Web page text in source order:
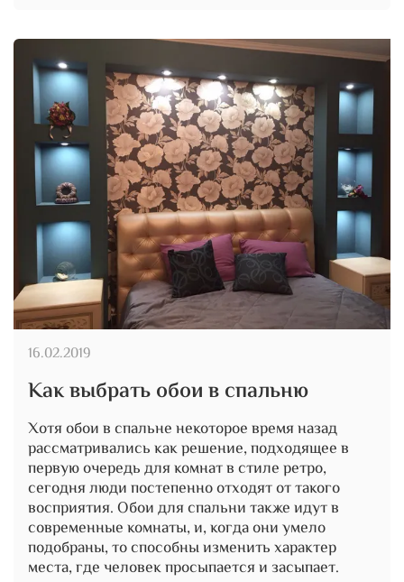
Как выбрать обои в спальню
Хотя обои в спальне некоторое время назад
рассматривались как решение, подходящее в
первую очередь для комнат в стиле ретро,
сегодня люди постепенно отходят от такого
восприятия. Обои для спальни также идут в
современные комнаты, и, когда они умело
подобраны, то способны изменить характер
места, где человек просыпается и засыпает.
16.02.2019